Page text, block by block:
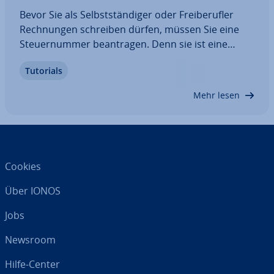
Bevor Sie als Selbst­stän­di­ger oder Frei­be­ruf­ler
Rech­nun­gen schreiben dürfen, müssen Sie eine
Steu­er­num­mer be­an­tra­gen. Denn sie ist eine
das Finanzamt die ab­ge­führ­ten und ab­zu­füh­ren­
Tutorials
Mehr lesen
Cookies
Über IONOS
Jobs
Newsroom
Hilfe-Center